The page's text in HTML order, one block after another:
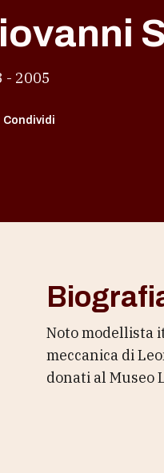
- 2005
Condividi
Noto modellista
meccanica di
donati al Museo